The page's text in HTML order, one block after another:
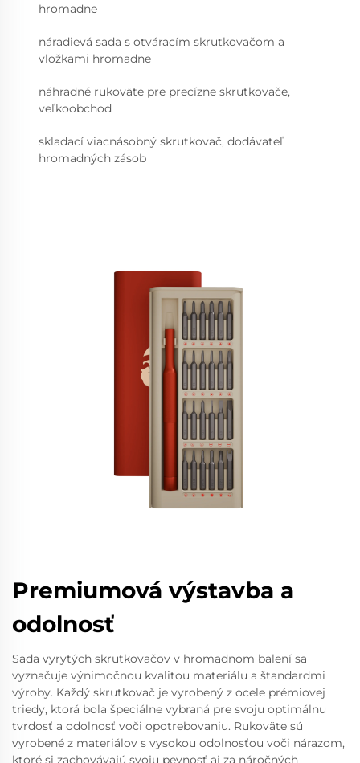
hromadne
náradievá sada s otváracím skrutkovačom a
vložkami hromadne
náhradné rukoväte pre precízne skrutkovače,
veľkoobchod
skladací viacnásobný skrutkovač, dodávateľ
hromadných zásob
Premiumová výstavba a
odolnosť
Sada vyrytých skrutkovačov v hromadnom balení sa
vyznačuje výnimočnou kvalitou materiálu a štandardmi
výroby. Každý skrutkovač je vyrobený z ocele prémiovej
triedy, ktorá bola špeciálne vybraná pre svoju optimálnu
tvrdosť a odolnosť voči opotrebovaniu. Rukoväte sú
vyrobené z materiálov s vysokou odolnosťou voči nárazom,
ktoré si zachovávajú svoju pevnosť aj za náročných